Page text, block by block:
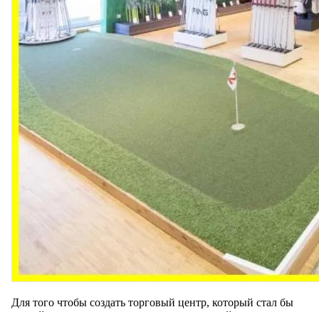
Для того чтобы создать торговый центр, который стал бы